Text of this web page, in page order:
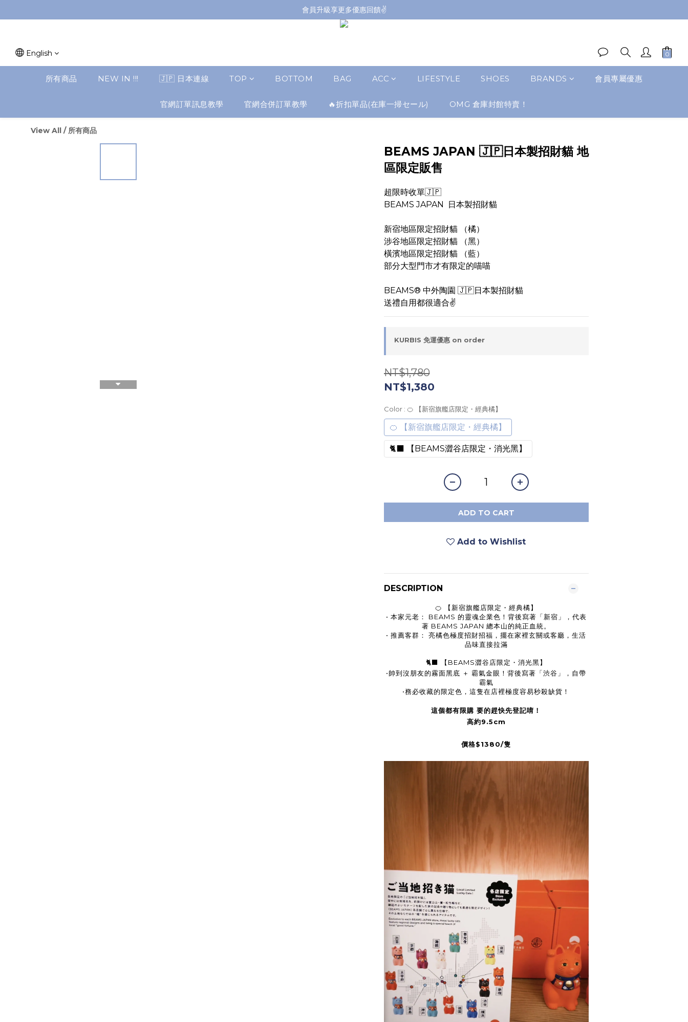
會員升級享更多優惠回饋✌️
會員升級享更多優惠回饋✌️
FB海外連線社團開放加入中📢
會員升級享更多優惠回饋✌️
English
所有商品 NEW IN !!! 🇯🇵 日本連線 TOP BOTTOM BAG ACC LIFESTYLE SHOES BRANDS 會員專屬優惠
官網訂單訊息教學 官網合併訂單教學 🔥折扣單品(在庫一掃セール) OMG 倉庫封館特賣！
View All / 所有商品
BEAMS JAPAN 🇯🇵日本製招財貓 地
區限定販售
超限時收單🇯🇵
BEAMS JAPAN  日本製招財貓
新宿地區限定招財貓 （橘）
涉谷地區限定招財貓 （黑）
橫濱地區限定招財貓 （藍）
部分大型門市才有限定的喵喵
BEAMS® 中外陶園 🇯🇵日本製招財貓
送禮自用都很適合✌️
KURBIS 免運優惠 on order
NT$1,780
NT$1,380
Color : 🍊 【新宿旗艦店限定・經典橘】
🍊 【新宿旗艦店限定・經典橘】
🐈‍⬛ 【BEAMS澀谷店限定・消光黑】
ADD TO CART
Add to Wishlist
DESCRIPTION
🍊 【新宿旗艦店限定・經典橘】
• 本家元老： BEAMS 的靈魂企業色！背後寫著「新宿」，代表
著 BEAMS JAPAN 總本山的純正血統。
• 推薦客群：
亮橘色極度招財招福，擺在家裡玄關或客廳，生活
品味直接拉滿
🐈‍⬛ 【BEAMS澀谷店限定・消光黑】
•帥到沒朋友的霧面黑底 ＋ 霸氣金眼！背後寫著「渋谷」，自帶
霸氣
•務必收藏的限定色，這隻在店裡極度容易秒殺缺貨！
這個都有限購 要的趕快先登記唷！
高約9.5cm
價格$1380/隻